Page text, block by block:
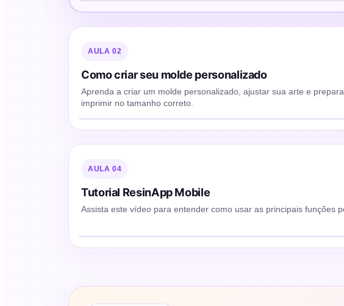
AULA 02
Como criar seu molde personalizado
Aprenda a criar um molde personalizado, ajustar sua arte e
imprimir no tamanho correto.
▶
Assistir aula
AULA 04
Tutorial ResinApp Mobile
Assista este vídeo para entender como usar as principais funções
▶
Assistir aula